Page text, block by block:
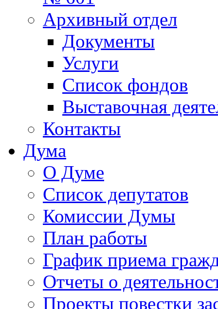
Архивный отдел
Документы
Услуги
Список фондов
Выставочная
Контакты
Дума
О Думе
Список депутатов
Комиссии Думы
План работы
График приема
Отчеты о
Проекты повестки